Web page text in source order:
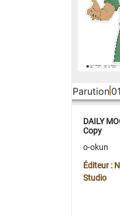
Parution
DAILY
Copy
o-okun
Éditeur :
Studio